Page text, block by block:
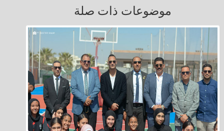
موضوعات ذات صلة